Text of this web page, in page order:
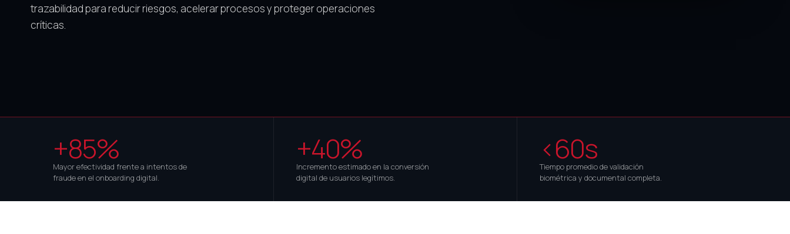
trazabilidad para reducir riesgos, acelerar procesos y proteger operaciones
críticas.
+85%
Mayor efectividad frente a intentos de
fraude en el onboarding digital.
+40%
Incremento estimado en la conversión
digital de usuarios legítimos.
<60s
Tiempo promedio de validación
biométrica y documental completa.